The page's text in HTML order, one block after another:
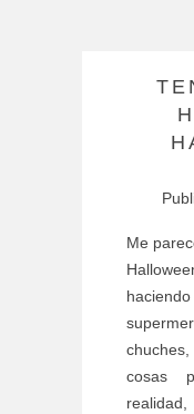
Me
cosas